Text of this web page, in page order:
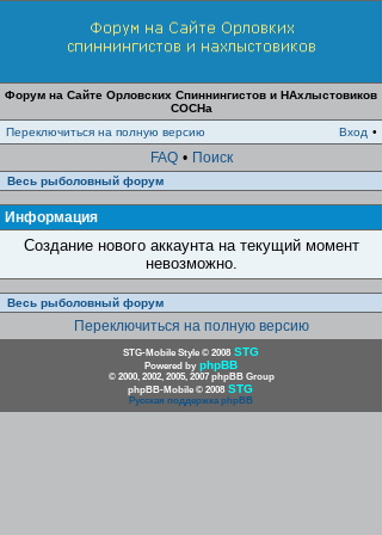
Форум на Сайте Орловских Спиннингистов и НАхлыстовиков
СОСНа
Переключиться на полную версию
Вход •
FAQ • Поиск
Весь рыболовный форум
Информация
Создание нового аккаунта на текущий момент
невозможно.
Весь рыболовный форум
Переключиться на полную версию
STG-Mobile Style © 2008 STG
Powered by phpBB
© 2000, 2002, 2005, 2007 phpBB Group
phpBB-Mobile © 2008 STG
Русская поддержка phpBB